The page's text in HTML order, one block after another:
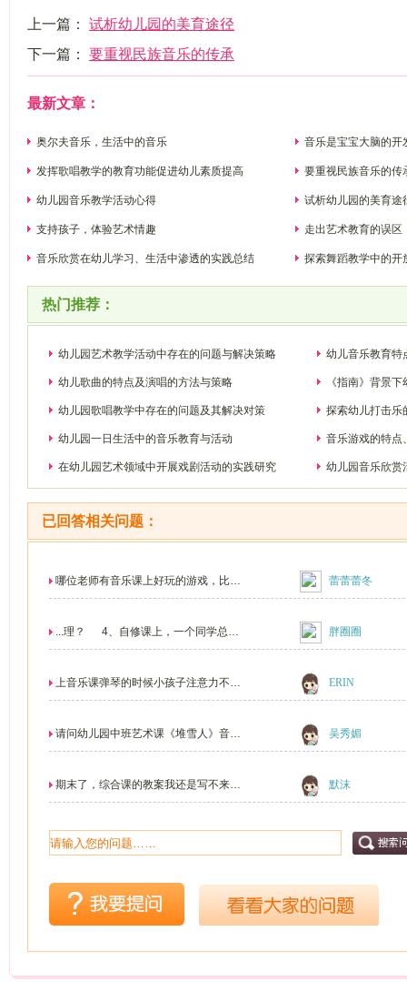
上一篇： 试析幼儿园的美育途径
下一篇： 要重视民族音乐的传承
最新文章：
奥尔夫音乐，生活中的音乐 音乐是宝宝大脑的开
发挥歌唱教学的教育功能促进幼儿素质提高 要重视民族音乐的传
幼儿园音乐教学活动心得 试析幼儿园的美育途
支持孩子，体验艺术情趣 走出艺术教育的误区
音乐欣赏在幼儿学习、生活中渗透的实践总结 探索舞蹈教学中的开
热门推荐：
幼儿园艺术教学活动中存在的问题与解决策略 幼儿音乐教育特
幼儿歌曲的特点及演唱的方法与策略 《指南》背景
幼儿园歌唱教学中存在的问题及其解决对策
探索幼儿打击乐
幼儿园一日生活中的音乐教育与活动
音乐游戏的特点
在幼儿园艺术领域中开展戏剧活动的实践研究 幼儿园音乐欣赏
已回答相关问题：
哪位老师有音乐课上好玩的游戏，比如 蕾蕾蕾冬
...理？ 4、自修课上，一个同学总是 胖圈圈
上音乐课弹琴的时候小孩子注意力不集 ERIN
请问幼儿园中班艺术课《堆雪人》音乐 吴秀媚
期末了，综合课的教案我还是写不来， 默沫